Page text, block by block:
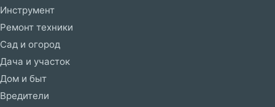
Инструмент
Ремонт техники
Сад и огород
Дача и участок
Дом и быт
Вредители